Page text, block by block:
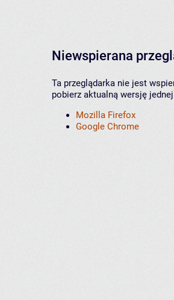
Niewspierana
Ta przeglądarka nie jest
pobierz aktualną wersję
Mozilla Firefox
Google Chrome